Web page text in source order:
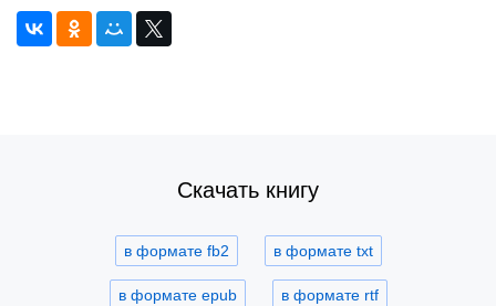
Скачать книгу
в формате fb2 в формате txt
в формате epub в формате rtf